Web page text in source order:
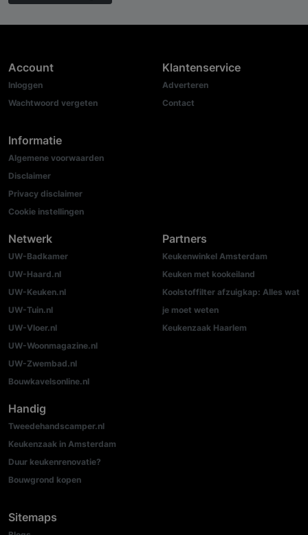
Account
Inloggen
Wachtwoord vergeten
Informatie
Algemene voorwaarden
Disclaimer
Privacy disclaimer
Cookie instellingen
Klantenservice
Adverteren
Contact
Netwerk
UW-Badkamer
UW-Haard.nl
UW-Keuken.nl
UW-Tuin.nl
UW-Vloer.nl
UW-Woonmagazine.nl
UW-Zwembad.nl
Bouwkavelsonline.nl
Partners
Keukenwinkel Amsterdam
Keuken met kookeiland
Koolstoffilter afzuigkap: Alles wat
je moet weten
Keukenzaak Haarlem
Handig
Tweedehandscamper.nl
Keukenzaak in Amsterdam
Duur keukenrenovatie?
Bouwgrond kopen
Sitemaps